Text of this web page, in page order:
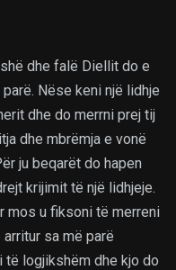
dhe falë Diellit do e
Nëse keni një lidhje
dhe do merrni prej tij
dhe mbrëmja e vonë
ju beqarët do hapen
krijimit të një lidhjeje.
mos u fiksoni të merreni
sa më parë
logjikshëm dhe kjo do